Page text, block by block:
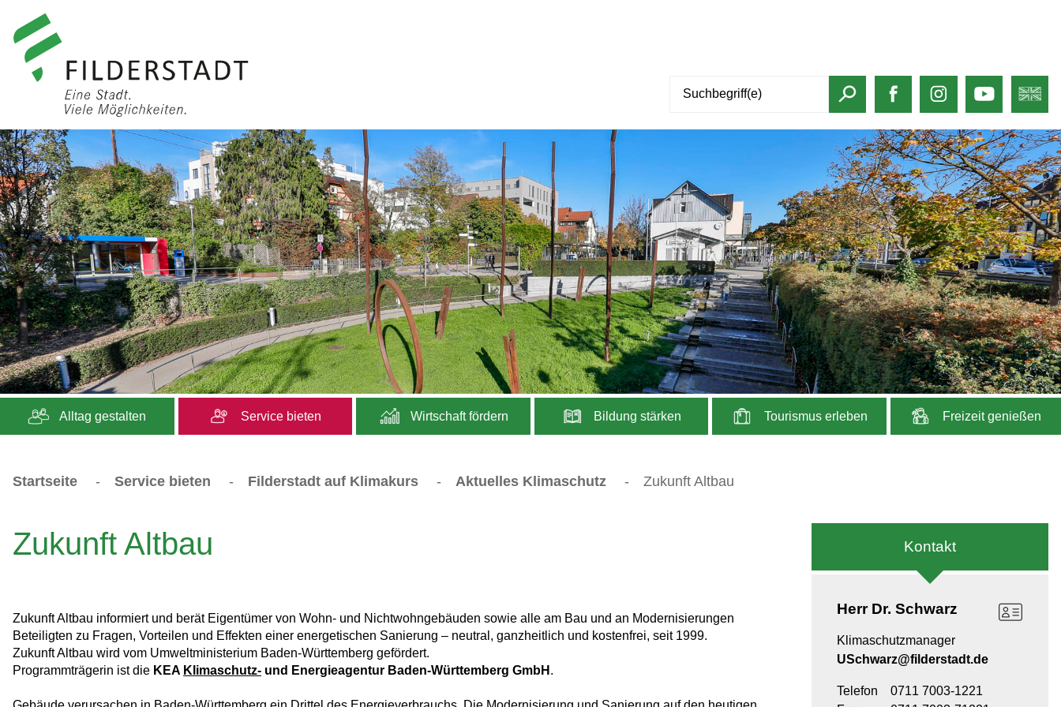
Alltag gestalten Service bieten Wirtschaft fördern Bildung stärken Tourismus erleben Freizeit genießen
Startseite - Service bieten - Filderstadt auf Klimakurs - Aktuelles Klimaschutz - Zukunft Altbau
Zukunft Altbau
Zukunft Altbau informiert und berät Eigentümer von Wohn- und Nichtwohngebäuden sowie alle am Bau und an Modernisierungen
Beteiligten zu Fragen, Vorteilen und Effekten einer energetischen Sanierung – neutral, ganzheitlich und kostenfrei, seit 1999.
Zukunft Altbau wird vom Umweltministerium Baden-Württemberg gefördert.
Programmträgerin ist die KEA Klimaschutz- und Energieagentur Baden-Württemberg GmbH .
Kontakt
Herr Dr. Schwarz
Klimaschutzmanager
USchwarz@filderstadt.de
Telefon
0711 7003-1221